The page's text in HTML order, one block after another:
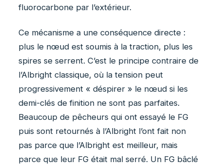
fluorocarbone par l’extérieur.
Ce mécanisme a une conséquence directe :
plus le nœud est soumis à la traction, plus les
spires se serrent. C’est le principe contraire de
l’Albright classique, où la tension peut
progressivement « déspirer » le nœud si les
demi-clés de finition ne sont pas parfaites.
Beaucoup de pêcheurs qui ont essayé le FG
puis sont retournés à l’Albright l’ont fait non
pas parce que l’Albright est meilleur, mais
parce que leur FG était mal serré. Un FG bâclé